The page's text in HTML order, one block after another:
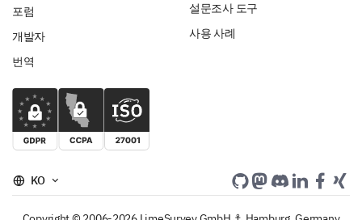
포럼
개발자
번역
설문조사 도구
사용 사례
KO